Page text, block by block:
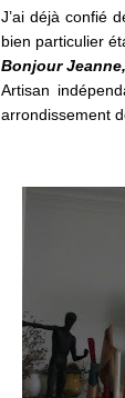
J’ai déjà confié
bien particulier
Bonjour
Artisan
arrondissement